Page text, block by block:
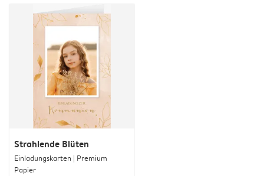
Strahlende Blüten
Einladungskarten | Premium
Papier